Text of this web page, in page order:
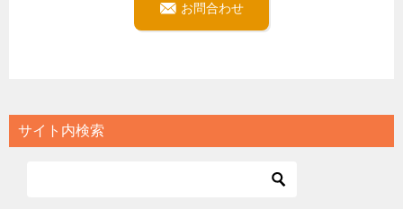
お問合わせ
サイト内検索